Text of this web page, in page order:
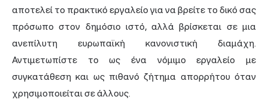
αποτελεί το πρακτικό εργαλείο για να βρείτε το δικό σας
πρόσωπο στον δημόσιο ιστό, αλλά βρίσκεται σε μια
ανεπίλυτη ευρωπαϊκή κανονιστική διαμάχη.
Αντιμετωπίστε το ως ένα νόμιμο εργαλείο με
συγκατάθεση και ως πιθανό ζήτημα απορρήτου όταν
χρησιμοποιείται σε άλλους.